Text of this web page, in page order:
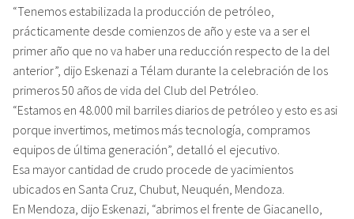
“Tenemos estabilizada la producción de petróleo,
prácticamente desde comienzos de año y este va a ser el
primer año que no va haber una reducción respecto de la del
anterior”, dijo Eskenazi a Télam durante la celebración de los
primeros 50 años de vida del Club del Petróleo.
“Estamos en 48.000 mil barriles diarios de petróleo y esto es asi
porque invertimos, metimos más tecnología, compramos
equipos de última generación”, detalló el ejecutivo.
Esa mayor cantidad de crudo procede de yacimientos
ubicados en Santa Cruz, Chubut, Neuquén, Mendoza.
En Mendoza, dijo Eskenazi, “abrimos el frente de Giacanello,